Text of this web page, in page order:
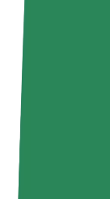
Přidejte
Produkty a